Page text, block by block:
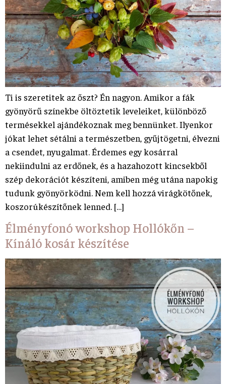
Ti is szeretitek az őszt? Én nagyon. Amikor a fák
gyönyörű színekbe öltöztetik leveleiket, különböző
termésekkel ajándékoznak meg bennünket. Ilyenkor
jókat lehet sétálni a természetben, gyűjtögetni, élvezni
a csendet, nyugalmat. Érdemes egy kosárral
nekiindulni az erdőnek, és a hazahozott kincsekből
szép dekorációt készíteni, amiben még utána napokig
tudunk gyönyörködni. Nem kell hozzá virágkötőnek,
koszorúkészítőnek lenned. […]
Élményfonó workshop Hollókőn –
Kínáló kosár készítése